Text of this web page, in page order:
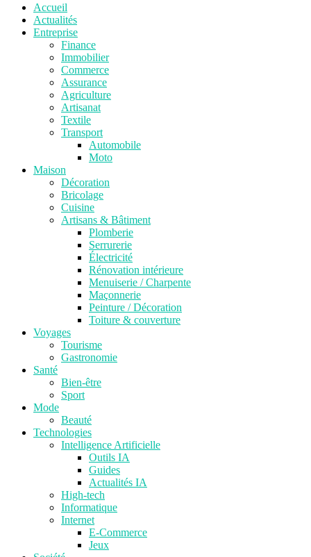
Accueil
Actualités
Entreprise
Finance
Immobilier
Commerce
Assurance
Agriculture
Artisanat
Textile
Transport
Automobile
Moto
Maison
Décoration
Bricolage
Cuisine
Artisans & Bâtiment
Plomberie
Serrurerie
Électricité
Rénovation intérieure
Menuiserie / Charpente
Maçonnerie
Peinture / Décoration
Toiture & couverture
Voyages
Tourisme
Gastronomie
Santé
Bien-être
Sport
Mode
Beauté
Technologies
Intelligence Artificielle
Outils IA
Guides
Actualités IA
High-tech
Informatique
Internet
E-Commerce
Jeux